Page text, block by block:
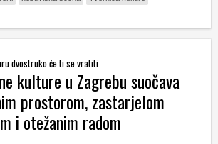
dvostruko će ti se vratiti
kulture u Zagrebu suočava
prostorom, zastarjelom
i otežanim radom